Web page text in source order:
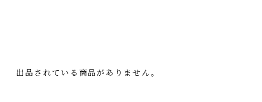
出品されている商品がありません。